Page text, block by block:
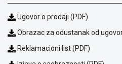
Saobraznost
Usluge
prijava
Ugovor o prodaji (PDF)
Obrazac za odustanak od
Reklamacioni list (PDF)